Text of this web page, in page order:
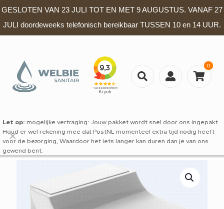
GESLOTEN VAN 23 JULI TOT EN MET 9 AUGUSTUS. VANAF 27
JULI doordeweeks telefonisch bereikbaar TUSSEN 10 en 14 UUR.
0
Let op: mogelijke vertraging: Jouw pakket wordt snel door ons ingepakt.
Houd er wel rekening mee dat PostNL momenteel extra tijd nodig heeft
voor de bezorging, Waardoor het iets langer kan duren dan je van ons
gewend bent.
✕